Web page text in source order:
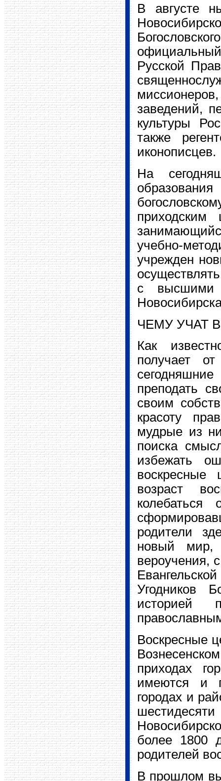
В августе
Русской
заведений,
культуры
также
иконописцев.
На
приходским
учебно-
учрежден
с высшими
ЧЕМУ УЧАТ
Как
получает
преподать
своим
красоту
мудрые из
поиска
избежать
воскресные
возраст
родители
новый мир,
вероучения,
Угодников
историей
Воскресные
приходах
имеются и
городах и
шестидесяти
более 1800
родителей
В прошлом